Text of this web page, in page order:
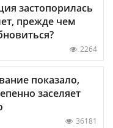
застопорилась
прежде чем
2264
показало,
заселяет
36181